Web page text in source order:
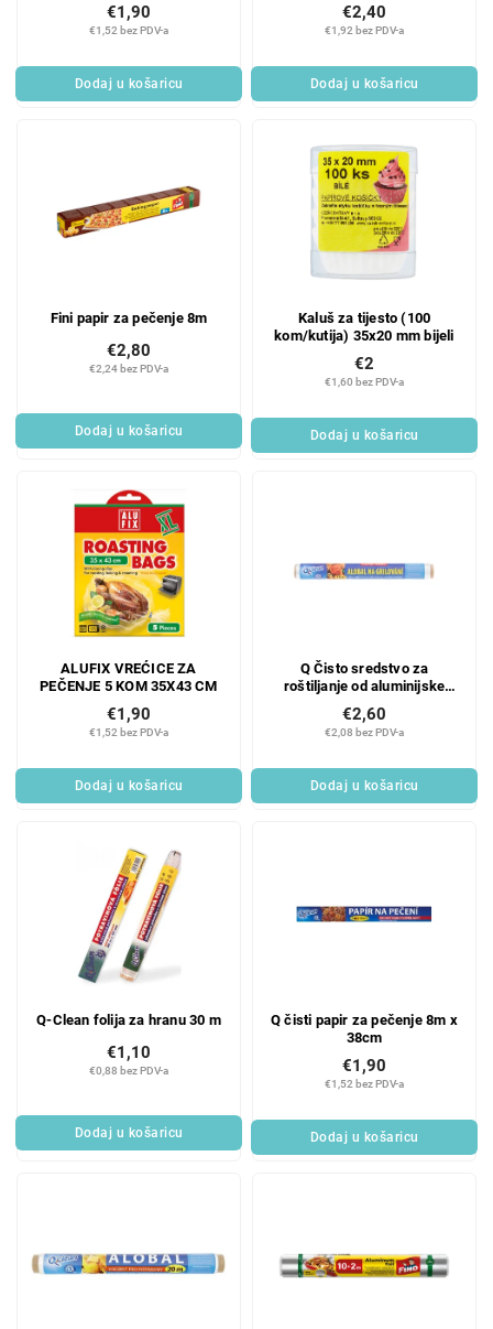
€1,52 bez PDV-a
€1,90
Dodaj u košaricu
€1,92 bez PDV-a
€2,40
Dodaj u košaricu
Fini papir za pečenje 8m
€2,24 bez PDV-a
€2,80
Dodaj u košaricu
Kaluš za tijesto (100
kom/kutija) 35x20 mm bijeli
€1,60 bez PDV-a
€2
Dodaj u košaricu
ALUFIX VREĆICE ZA
PEČENJE 5 KOM 35X43 CM
€1,52 bez PDV-a
€1,90
Dodaj u košaricu
Q Čisto sredstvo za
roštiljanje od aluminijske
folije 10 ml ekstra jako
€2,08 bez PDV-a
€2,60
Dodaj u košaricu
Q-Clean folija za hranu 30 m
€0,88 bez PDV-a
€1,10
Dodaj u košaricu
Q čisti papir za pečenje 8m x
38cm
€1,52 bez PDV-a
€1,90
Dodaj u košaricu